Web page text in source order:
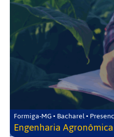
Formiga-MG • Bacharel •
Engenharia Agronômica